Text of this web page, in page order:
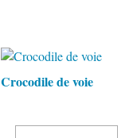
Crocodile de voie